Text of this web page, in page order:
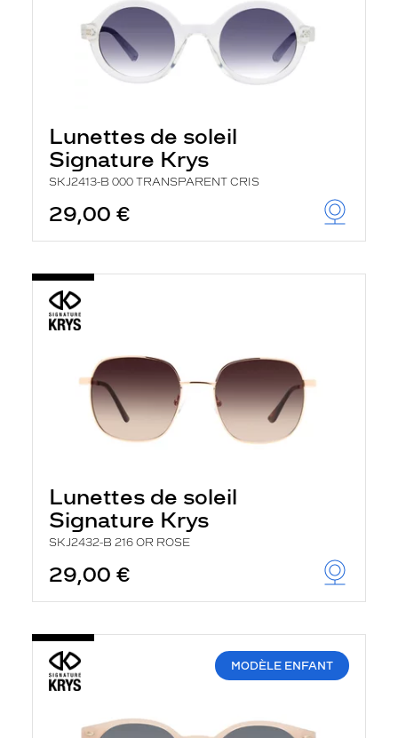
Lunettes de soleil
Signature Krys
SKJ2413-B 000 TRANSPARENT CRIS
29,00 €
Lunettes de soleil
Signature Krys
SKJ2432-B 216 OR ROSE
29,00 €
MODÈLE ENFANT